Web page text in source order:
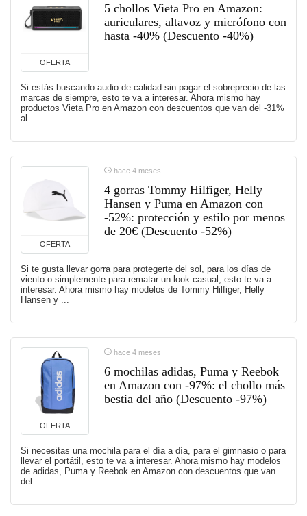
OFERTA
5 chollos Vieta Pro en Amazon:
auriculares, altavoz y micrófono con
hasta -40% (Descuento -40%)
Si estás buscando audio de calidad sin pagar el sobreprecio de las
marcas de siempre, esto te va a interesar. Ahora mismo hay
productos Vieta Pro en Amazon con descuentos que van del -31%
al ...
OFERTA
hace 4 meses
4 gorras Tommy Hilfiger, Helly
Hansen y Puma en Amazon con
-52%: protección y estilo por menos
de 20€ (Descuento -52%)
Si te gusta llevar gorra para protegerte del sol, para los días de
viento o simplemente para rematar un look casual, esto te va a
interesar. Ahora mismo hay modelos de Tommy Hilfiger, Helly
Hansen y ...
OFERTA
hace 4 meses
6 mochilas adidas, Puma y Reebok
en Amazon con -97%: el chollo más
bestia del año (Descuento -97%)
Si necesitas una mochila para el día a día, para el gimnasio o para
llevar el portátil, esto te va a interesar. Ahora mismo hay modelos
de adidas, Puma y Reebok en Amazon con descuentos que van
del ...